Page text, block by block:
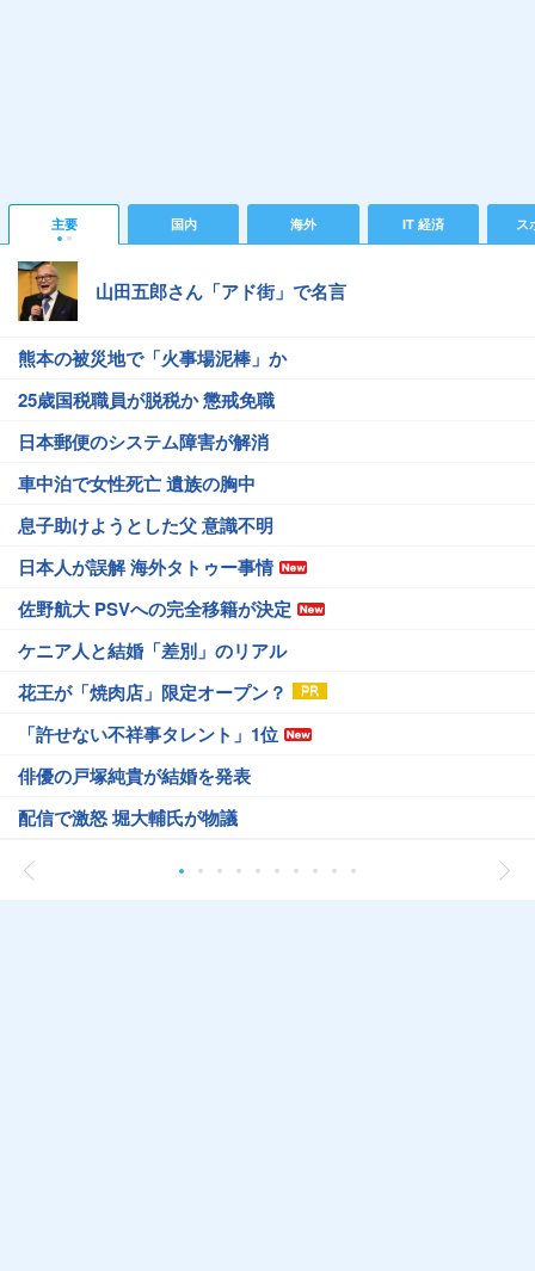
主要 国内 海外 IT 経済 ス
山田五郎さん「アド街」で名言
熊本の被災地で「火事場泥棒」か
25歳国税職員が脱税か 懲戒免職
日本郵便のシステム障害が解消
車中泊で女性死亡 遺族の胸中
息子助けようとした父 意識不明
日本人が誤解 海外タトゥー事情
佐野航大 PSVへの完全移籍が決定
ケニア人と結婚「差別」のリアル
花王が「焼肉店」限定オープン？
「許せない不祥事タレント」1位
俳優の戸塚純貴が結婚を発表
配信で激怒 堀大輔氏が物議